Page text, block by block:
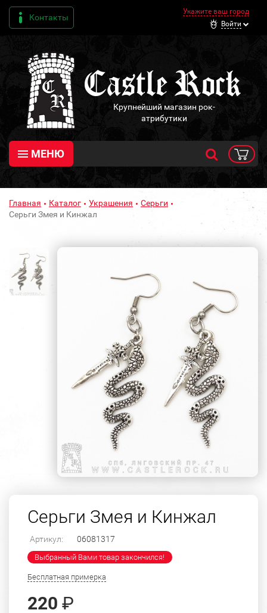
Контакты
Укажите ваш город
Войти
Крупнейший магазин рок-
атрибутики
МЕНЮ
Главная Каталог Украшения
Серьги
Серьги Змея и Кинжал
Серьги Змея и Кинжал
Артикул: 06081317
Выбранный Вами товар закончился!
Бесплатная примерка
220 ₽